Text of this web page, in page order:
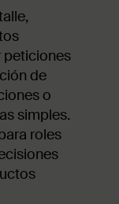
de
o
simples.
roles